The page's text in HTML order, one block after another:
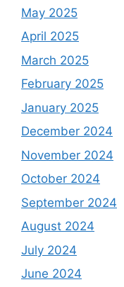
May 2025
April 2025
March 2025
February 2025
January 2025
December 2024
November 2024
October 2024
September 2024
August 2024
July 2024
June 2024